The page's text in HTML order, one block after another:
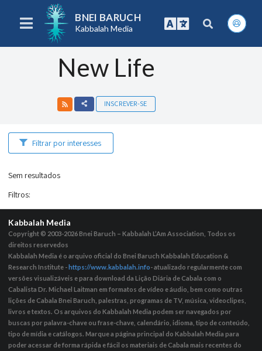
BNEI BARUCH
Kabbalah Media
New Life
INSCREVER-SE
Filtrar por interesses
Sem resultados
Filtros:
Kabbalah Media
Copyright © 2003-2026Bnei Baruch – Kabbalah L’Am Association, Todos os
direitos reservedos
Kabbalah Media é o arquivo oficial do Bnei Baruch Kabbalah Education &
Research Institute -https://www.kabbalah.info- atualizado regularmente com
versões visualizáveis ​​e para download da Lição Diária de Cabala com o
Cabalista Dr. Michael Laitman em formatos de vídeo e áudio, bem como outras
lições de Cabala Bnei Baruch, palestras, programas de TV, música, videoclipes,
livros e textos. Os arquivos do Kabbalah Media podem ser navegados por
buscas por palavra-chave ou frase-chave, calendário, idioma, tipo de conteúdo,
tipo de mídia e catálogos. Marque a página principal do Kabbalah Media para
poder acessar de forma rápida e fácil os materiais de Cabala mais recentes do